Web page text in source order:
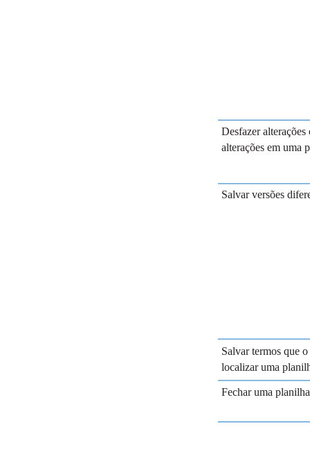
Desfazer
alterações em uma
Salvar versões
Salvar termos que
localizar uma
Fechar uma